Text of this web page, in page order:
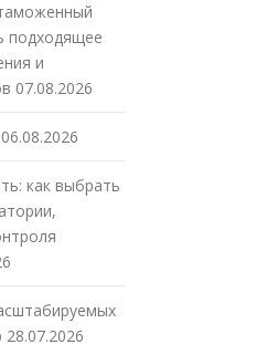
подходящее
и
07.08.2026
06.08.2026
как выбрать
28.07.2026